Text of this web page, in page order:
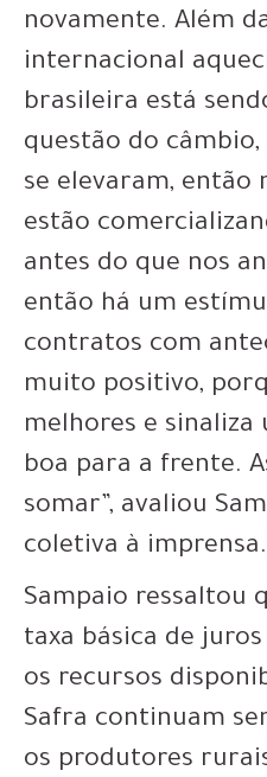
novamente. Além
internacional
brasileira está
questão do
se elevaram,
estão
antes do que nos
então há um
contratos com
muito positivo,
melhores e
boa para a frente.
somar”, avaliou
coletiva à imprensa.
Sampaio ressaltou
taxa básica de
os recursos
Safra continuam
os produtores